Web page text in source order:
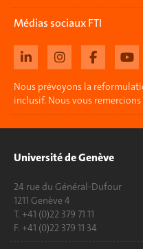
Médias sociaux FTI
Nous prévoyons la
inclusif. Nous vous
Université de Genève
24 rue du Général-Dufour
1211 Genève 4
T. +41 (0)22 379 71 11
F. +41 (0)22 379 11 34